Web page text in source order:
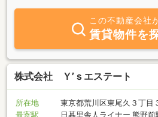
住宅システム『カルテット』はユーザ
みの設備を低価格でご提供。「あきら
す。売買仲介、注文住宅のご相談も行
ち寄りください。
この不動産会社
賃貸物件を
株式会社 Ｙ’ｓエステート
所在地
東京都荒川区東尾久３丁目
最寄駅
日暮里舎人ライナー 熊野前